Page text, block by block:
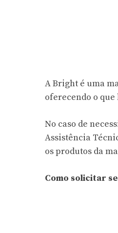
A Bright é uma
oferecendo o
No caso de
Assistência
os produtos da
Como solicitar